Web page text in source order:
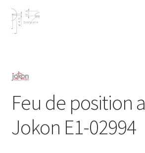
Feu de position
Jokon E1-02994